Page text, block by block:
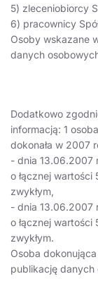
5) zleceniobiorcy
6) pracownicy
Osoby wskazane
danych
Dodatkowo
informacją: 1
dokonała w 2007
- dnia 13.06.2007
o łącznej wartości
zwykłym,
- dnia 13.06.2007
o łącznej wartości
zwykłym.
Osoba
publikację danych